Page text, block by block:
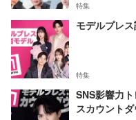
特集
モデルプレ
特集
SNS影響力
スカウントダ